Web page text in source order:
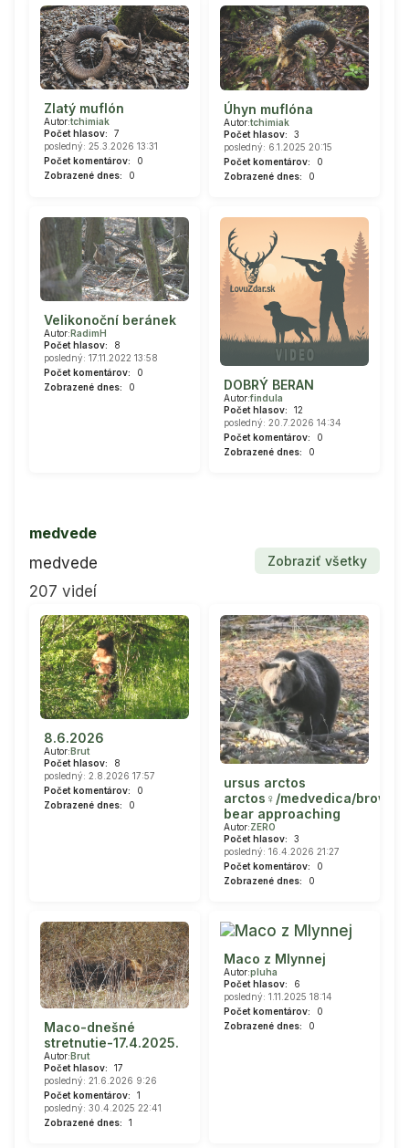
Zlatý muflón
Autor:tchimiak
Počet hlasov:
7
posledný: 25.3.2026 13:31
Počet komentárov:
0
Zobrazené dnes:
0
Úhyn muflóna
Autor:tchimiak
Počet hlasov:
3
posledný: 6.1.2025 20:15
Počet komentárov:
0
Zobrazené dnes:
0
Velikonoční beránek
Autor:RadimH
Počet hlasov:
8
posledný: 17.11.2022 13:58
Počet komentárov:
0
Zobrazené dnes:
0 DOBRÝ BERAN
Autor:findula
Počet hlasov:
12
posledný: 20.7.2026 14:34
Počet komentárov:
0
Zobrazené dnes:
0
medvede
medvede
207 videí
Zobraziť všetky
8.6.2026
Autor:Brut
Počet hlasov:
8
posledný: 2.8.2026 17:57
Počet komentárov:
0
Zobrazené dnes:
0
ursus arctos
arctos♀/medvedica/brown
bear approaching
Autor:ZERO
Počet hlasov:
3
posledný: 16.4.2026 21:27
Počet komentárov:
0
Zobrazené dnes:
0
Maco-dnešné
stretnutie-17.4.2025.
Autor:Brut
Počet hlasov:
17
posledný: 21.6.2026 9:26
Počet komentárov:
1
posledný: 30.4.2025 22:41
Zobrazené dnes:
1
Maco z Mlynnej
Autor:pluha
Počet hlasov:
6
posledný: 1.11.2025 18:14
Počet komentárov:
0
Zobrazené dnes:
0